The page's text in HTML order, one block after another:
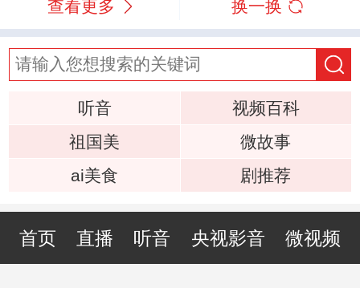
查看更多 换一换
听音
视频百科
祖国美
微故事
ai美食
剧推荐
首页 直播 听音 央视影音 微视频